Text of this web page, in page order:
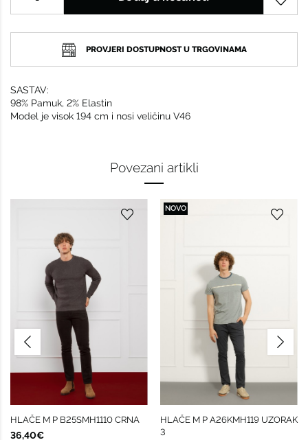
PROVJERI DOSTUPNOST U TRGOVINAMA
SASTAV:
98% Pamuk, 2% Elastin
Model je visok 194 cm i nosi veličinu V46
Povezani artikli
HLAČE M P B25SMH1110 CRNA
36,40€
NOVO
HLAČE M P A26KMH119 UZORAK
3